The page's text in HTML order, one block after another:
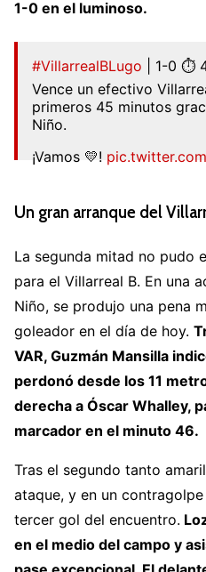
1-0 en el luminoso.
#VillarrealBLugo | 1-0 ⏱
Vence un efectivo
primeros 45 minutos
Niño.
¡Vamos 💛!
September 17, 2022
Un gran arranque del
La segunda mitad no pudo
para el Villarreal B. En una
Niño, se produjo una pena
goleador en el día de hoy. T
VAR, Guzmán Mansilla
perdonó desde los 11
derecha a Óscar Whalley,
marcador en el minuto 46.
Tras el segundo tanto
ataque, y en un
tercer gol del encuentro.
en el medio del campo y